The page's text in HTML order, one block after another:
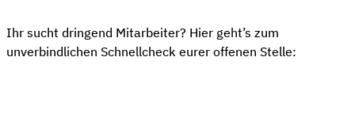
Ihr sucht dringend Mitarbeiter? Hier geht’s zum
unverbindlichen Schnellcheck eurer offenen Stelle: